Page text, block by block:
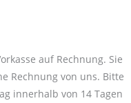
auf Rechnung. Sie
Rechnung von uns. Bitte
innerhalb von 14 Tagen